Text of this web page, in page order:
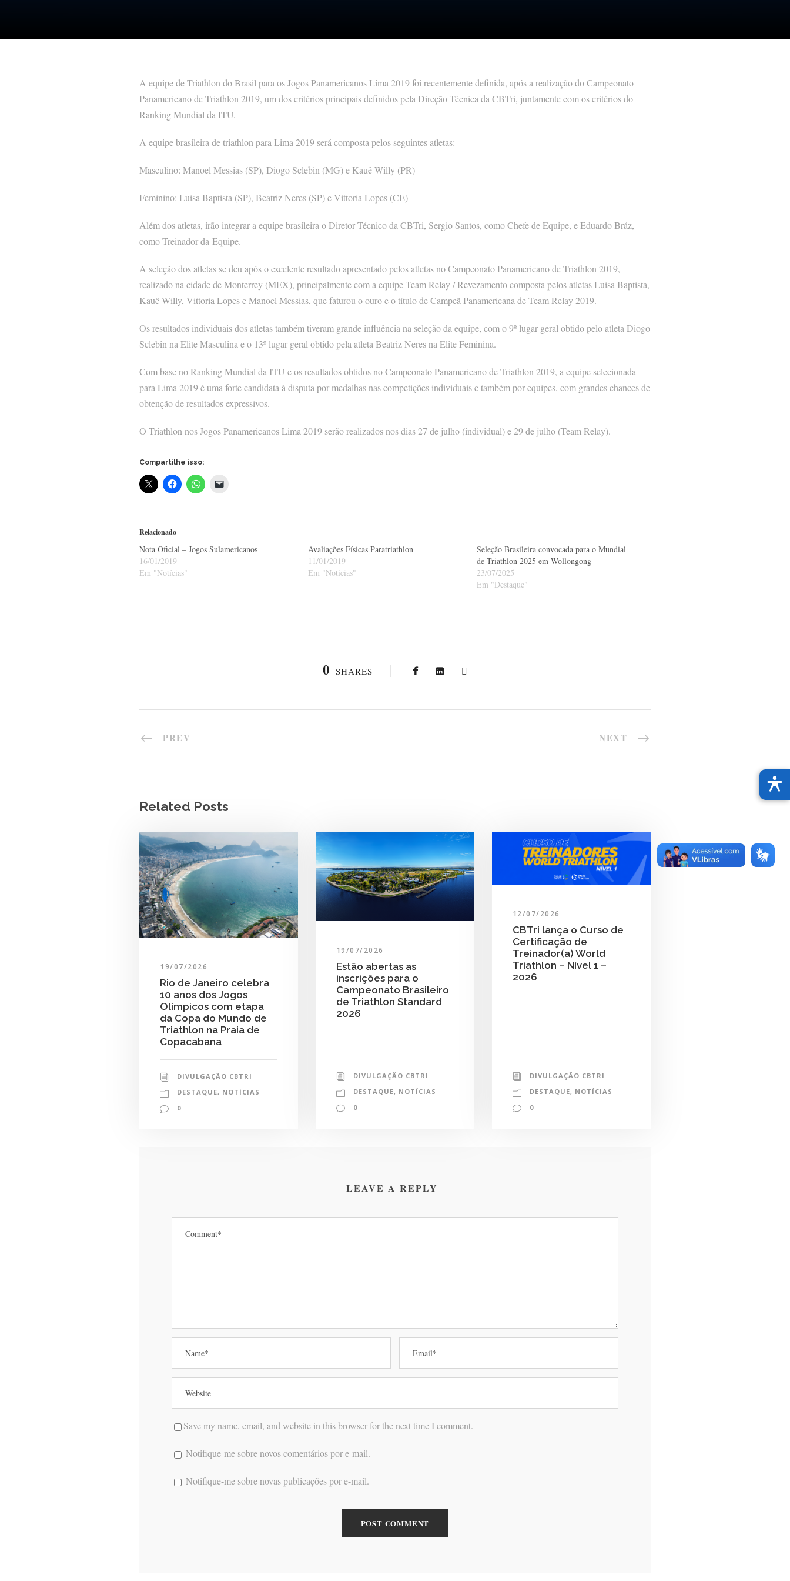
A equipe de Triathlon do Brasil para os Jogos Panamericanos Lima 2019 foi recentemente definida, após a realização do Campeonato
Panamericano de Triathlon 2019, um dos critérios principais definidos pela Direção Técnica da CBTri, juntamente com os critérios do
Ranking Mundial da ITU.
A equipe brasileira de triathlon para Lima 2019 será composta pelos seguintes atletas:
Masculino: Manoel Messias (SP), Diogo Sclebin (MG) e Kauê Willy (PR)
Feminino: Luisa Baptista (SP), Beatriz Neres (SP) e Vittoria Lopes (CE)
Além dos atletas, irão integrar a equipe brasileira o Diretor Técnico da CBTri, Sergio Santos, como Chefe de Equipe, e Eduardo Bráz,
como Treinador da Equipe.
A seleção dos atletas se deu após o excelente resultado apresentado pelos atletas no Campeonato Panamericano de Triathlon 2019,
realizado na cidade de Monterrey (MEX), principalmente com a equipe Team Relay / Revezamento composta pelos atletas Luisa Baptista,
Kauê Willy, Vittoria Lopes e Manoel Messias, que faturou o ouro e o título de Campeã Panamericana de Team Relay 2019.
Os resultados individuais dos atletas também tiveram grande influência na seleção da equipe, com o 9º lugar geral obtido pelo atleta Diogo
Sclebin na Elite Masculina e o 13º lugar geral obtido pela atleta Beatriz Neres na Elite Feminina.
Com base no Ranking Mundial da ITU e os resultados obtidos no Campeonato Panamericano de Triathlon 2019, a equipe selecionada
para Lima 2019 é uma forte candidata à disputa por medalhas nas competições individuais e também por equipes, com grandes chances de
obtenção de resultados expressivos.
O Triathlon nos Jogos Panamericanos Lima 2019 serão realizados nos dias 27 de julho (individual) e 29 de julho (Team Relay).
Compartilhe isso:
Relacionado
Nota Oficial – Jogos Sulamericanos
16/01/2019
Em "Notícias"
Avaliações Físicas Paratriathlon
11/01/2019
Em "Notícias"
Seleção Brasileira convocada para o Mundial
de Triathlon 2025 em Wollongong
23/07/2025
Em "Destaque"
0 SHARES
PREV NEXT
Related Posts
19/07/2026
Rio de Janeiro celebra
10 anos dos Jogos
Olímpicos com etapa
da Copa do Mundo de
Triathlon na Praia de
Copacabana
DIVULGAÇÃO CBTRI
DESTAQUE, NOTÍCIAS
0
19/07/2026
Estão abertas as
inscrições para o
Campeonato Brasileiro
de Triathlon Standard
2026
DIVULGAÇÃO CBTRI
DESTAQUE, NOTÍCIAS
0
12/07/2026
CBTri lança o Curso de
Certificação de
Treinador(a) World
Triathlon – Nível 1 –
2026
DIVULGAÇÃO CBTRI
DESTAQUE, NOTÍCIAS
0
LEAVE A REPLY
Save my name, email, and website in this browser for the next time I comment.
Notifique-me sobre novos comentários por e-mail.
Notifique-me sobre novas publicações por e-mail.